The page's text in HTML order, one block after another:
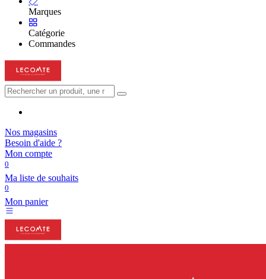
Marques
Catégorie
Commandes
Nos magasins
Besoin d'aide ?
Mon compte
0
Ma liste de souhaits
0
Mon panier